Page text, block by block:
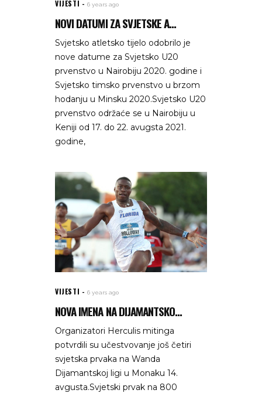
VIJESTI 6 years ago
NOVI DATUMI ZA SVJETSKE A...
Svjetsko atletsko tijelo odobrilo je
nove datume za Svjetsko U20
prvenstvo u Nairobiju 2020. godine i
Svjetsko timsko prvenstvo u brzom
hodanju u Minsku 2020.Svjetsko U20
prvenstvo održaće se u Nairobiju u
Keniji od 17. do 22. avugsta 2021.
godine,
VIJESTI 6 years ago
NOVA IMENA NA DIJAMANTSKO...
Organizatori Herculis mitinga
potvrdili su učestvovanje još četiri
svjetska prvaka na Wanda
Dijamantskoj ligi u Monaku 14.
avgusta.Svjetski prvak na 800